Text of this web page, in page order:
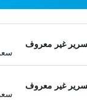
غير معروف
غير معروف